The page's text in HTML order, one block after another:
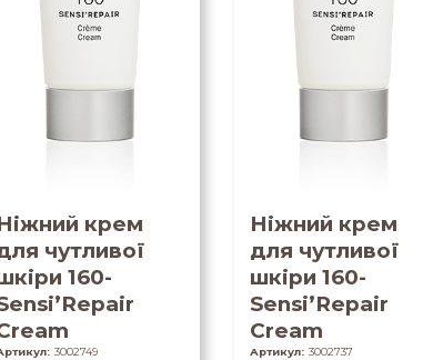
крем
чутливої
160-
3002749
Ніжний крем
для чутливої
шкіри 160-
Sensi’Repair
Cream
Артикул: 3002737